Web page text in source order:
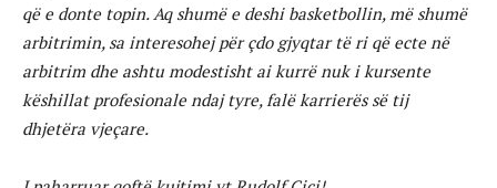
që e donte topin. Aq shumë e deshi basketbollin, më shumë
arbitrimin, sa interesohej për çdo gjyqtar të ri që ecte në
arbitrim dhe ashtu modestisht ai kurrë nuk i kursente
këshillat profesionale ndaj tyre, falë karrierës së tij
dhjetëra vjeçare.